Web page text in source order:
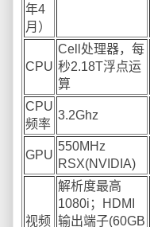
年4
月）
CPU
Cell处理器，每
秒2.18T浮点运
算
CPU
频率
3.2Ghz
GPU
550MHz
RSX(NVIDIA)
视频
解析度最高
1080i；HDMI
输出端子(60GB